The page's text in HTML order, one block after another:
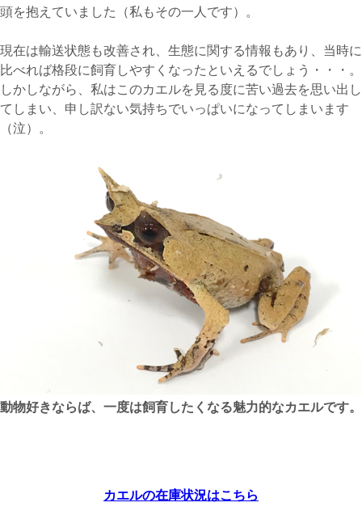
頭を抱えていました（私もその一人です）。
現在は輸送状態も改善され、生態に関する情報もあり、当時に
比べれば格段に飼育しやすくなったといえるでしょう・・・。
しかしながら、私はこのカエルを見る度に苦い過去を思い出し
てしまい、申し訳ない気持ちでいっぱいになってしまいます
（泣）。
動物好きならば、一度は飼育したくなる魅力的なカエルです。
カエルの在庫状況はこちら